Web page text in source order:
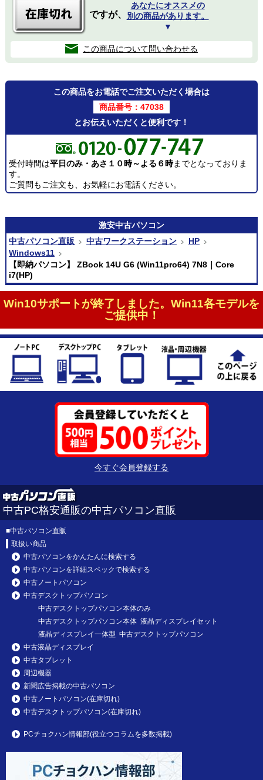
ですが、
あなたにオススメの
別の商品があります。
▼
この商品について問い合わせる
この商品をお電話でご注文いただく場合は
商品番号：47038
とお伝えいただくと便利です！
受付時間は平日のみ・あさ１０時～よる６時までとなっておりま
す。
ご質問もご注文も、お気軽にお電話ください。
激安中古パソコン
中古パソコン直販
中古ワークステーション
HP
Windows11
【即納パソコン】 ZBook 14U G6 (Win11pro64) 7N8｜Core
i7(HP)
Win10サポートが終了しました。Win11各モデルを
ご提供中！
今すぐ会員登録する
中古PC格安通販の中古パソコン直販
■中古パソコン直販
取扱い商品
中古パソコンをかんたんに検索する
中古パソコンを詳細スペックで検索する
中古ノートパソコン
中古デスクトップパソコン
中古デスクトップパソコン本体のみ
中古デスクトップパソコン本体 液晶ディスプレイセット
液晶ディスプレイ一体型 中古デスクトップパソコン
中古液晶ディスプレイ
中古タブレット
周辺機器
新聞広告掲載の中古パソコン
中古ノートパソコン(在庫切れ)
中古デスクトップパソコン(在庫切れ)
PCチョクハン情報部(役立つコラムを多数掲載)